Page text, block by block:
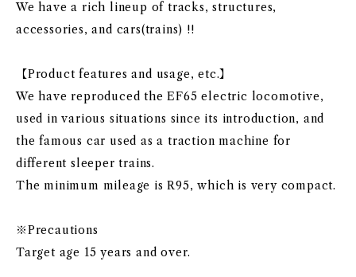
We have a rich lineup of tracks, structures,
accessories, and cars(trains) !!
【Product features and usage, etc.】
We have reproduced the EF65 electric locomotive,
used in various situations since its introduction, and
the famous car used as a traction machine for
different sleeper trains.
The minimum mileage is R95, which is very compact.
※Precautions
Target age 15 years and over.